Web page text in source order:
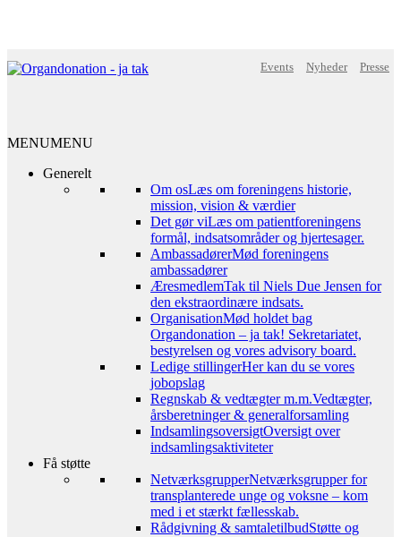
Events Nyheder Presse
MENUMENU
Generelt
Om osLæs om foreningens historie,
mission, vision & værdier
Det gør viLæs om patientforeningens
formål, indsatsområder og hjertesager.
AmbassadørerMød foreningens
ambassadører
ÆresmedlemTak til Niels Due Jensen for
den ekstraordinære indsats.
OrganisationMød holdet bag
Organdonation – ja tak! Sekretariatet,
bestyrelsen og vores advisory board.
Ledige stillingerHer kan du se vores
jobopslag
Regnskab & vedtægter m.m.Vedtægter,
årsberetninger & generalforsamling
IndsamlingsoversigtOversigt over
indsamlingsaktiviteter
Få støtte
NetværksgrupperNetværksgrupper for
transplanterede unge og voksne – kom
med i et stærkt fællesskab.
Rådgivning & samtaletilbudStøtte og